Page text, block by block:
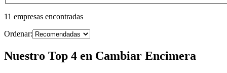
11 empresas encontradas
Ordenar:
Nuestro Top 4 en Cambiar Encimera